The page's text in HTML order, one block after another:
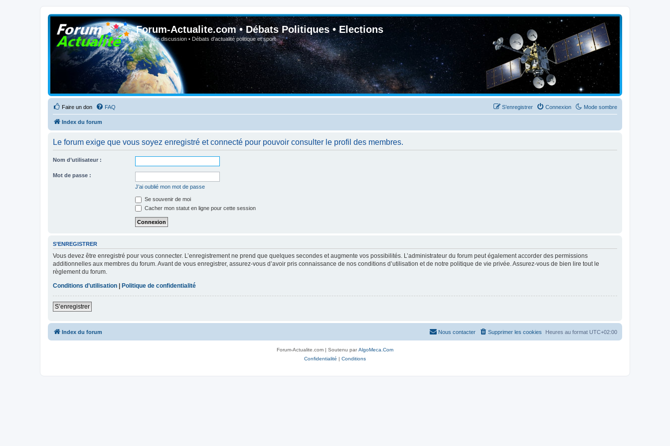
Forum-Actualite.com • Débats Politiques • Elections
Forum de discussion • Débats d'actualité politique et sport
Faire un don Mode sombre
FAQ Connexion
S’enregistrer
Index du forum
Le forum exige que vous soyez enregistré et connecté pour pouvoir consulter le profil des membres.
Nom d’utilisateur :
Mot de passe :
J’ai oublié mon mot de passe
Se souvenir de moi
Cacher mon statut en ligne pour cette session
S’ENREGISTRER
Vous devez être enregistré pour vous connecter. L’enregistrement ne prend que quelques secondes et augmente vos possibilités. L’administrateur du forum peut également accorder des permissions
additionnelles aux membres du forum. Avant de vous enregistrer, assurez-vous d’avoir pris connaissance de nos conditions d’utilisation et de notre politique de vie privée. Assurez-vous de bien lire tout le
règlement du forum.
Conditions d’utilisation | Politique de confidentialité
S’enregistrer
Index du forum Heures au format UTC+02:00
Supprimer les cookies
Nous contacter
Forum-Actualite.com | Soutenu parAlgoMeca.Com
Confidentialité | Conditions